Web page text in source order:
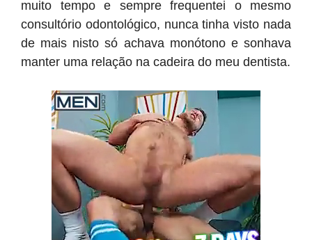
muito tempo e sempre frequentei o mesmo
consultório odontológico, nunca tinha visto nada
de mais nisto só achava monótono e sonhava
manter uma relação na cadeira do meu dentista.